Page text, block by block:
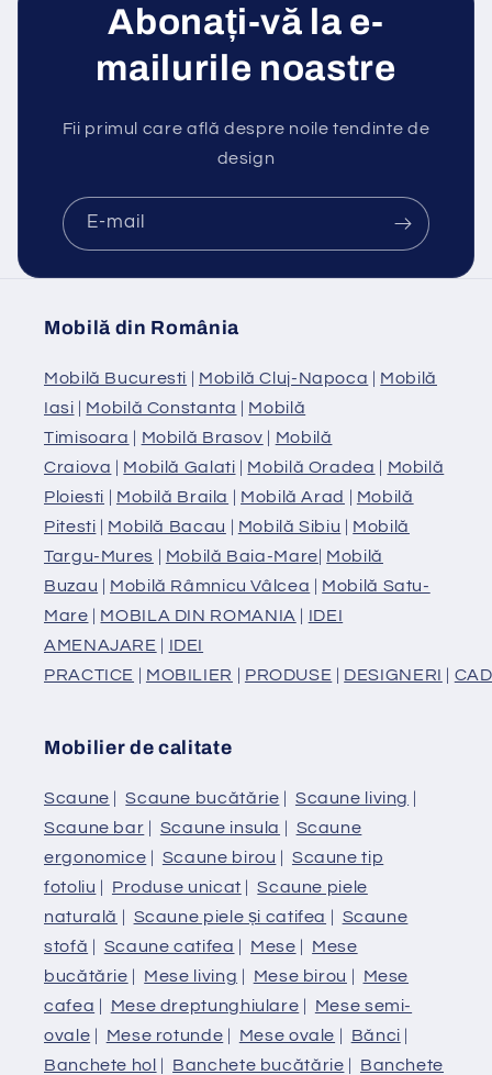
Abonați-vă la e-
mailurile noastre
Fii primul care află despre noile tendinte de
design
E-mail
Mobilă din România
Mobilă Bucuresti | Mobilă Cluj-Napoca | Mobilă
Iasi | Mobilă Constanta | Mobilă
Timisoara | Mobilă Brasov | Mobilă
Craiova | Mobilă Galati | Mobilă Oradea | Mobilă
Ploiesti | Mobilă Braila | Mobilă Arad | Mobilă
Pitesti | Mobilă Bacau | Mobilă Sibiu | Mobilă
Targu-Mures | Mobilă Baia-Mare| Mobilă
Buzau | Mobilă Râmnicu Vâlcea | Mobilă Satu-
Mare | MOBILA DIN ROMANIA | IDEI
AMENAJARE | IDEI
PRACTICE | MOBILIER | PRODUSE | DESIGNERI |
Mobilier de calitate
Scaune |Scaune bucătărie | Scaune living |
Scaune bar | Scaune insula | Scaune
ergonomice | Scaune birou | Scaune tip
fotoliu | Produse unicat |Scaune piele
naturală | Scaune piele și catifea | Scaune
stofă | Scaune catifea | Mese | Mese
bucătărie | Mese living | Mese birou | Mese
cafea | Mese dreptunghiulare | Mese semi-
ovale | Mese rotunde | Mese ovale | Bănci |
Banchete hol | Banchete bucătărie | Banchete